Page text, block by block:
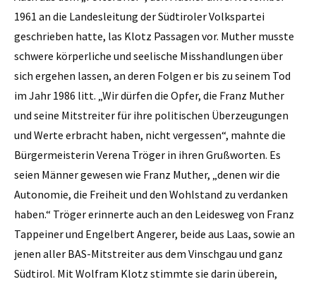
1961 an die Landesleitung der Südtiroler Volkspartei
geschrieben hatte, las Klotz Passagen vor. Muther musste
schwere körperliche und seelische Misshandlungen über
sich ergehen lassen, an deren Folgen er bis zu seinem Tod
im Jahr 1986 litt. „Wir dürfen die Opfer, die Franz Muther
und seine Mitstreiter für ihre politischen Überzeugungen
und Werte erbracht haben, nicht vergessen“, mahnte die
Bürgermeisterin Verena Tröger in ihren Grußworten. Es
seien Männer gewesen wie Franz Muther, „denen wir die
Autonomie, die Freiheit und den Wohlstand zu verdanken
haben.“ Tröger erinnerte auch an den Leidesweg von Franz
Tappeiner und Engelbert Angerer, beide aus Laas, sowie an
jenen aller BAS-Mitstreiter aus dem Vinschgau und ganz
Südtirol. Mit Wolfram Klotz stimmte sie darin überein,